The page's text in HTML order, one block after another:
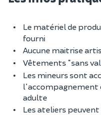
Le matériel de
fourni
Aucune maitrise
Vêtements "sans
Les mineurs sont
l'accompagnement
adulte
Les ateliers